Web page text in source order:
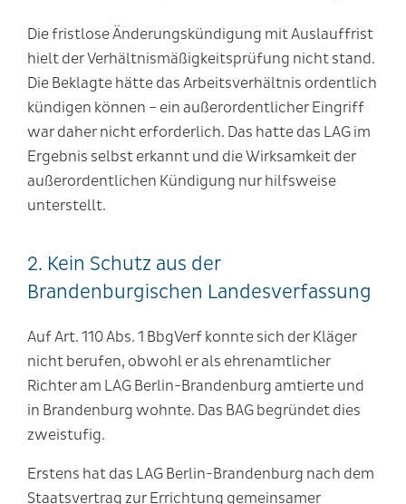
Die fristlose Änderungskündigung mit Auslauffrist
hielt der Verhältnismäßigkeitsprüfung nicht stand.
Die Beklagte hätte das Arbeitsverhältnis ordentlich
kündigen können – ein außerordentlicher Eingriff
war daher nicht erforderlich. Das hatte das LAG im
Ergebnis selbst erkannt und die Wirksamkeit der
außerordentlichen Kündigung nur hilfsweise
unterstellt.
2. Kein Schutz aus der
Brandenburgischen Landesverfassung
Auf Art. 110 Abs. 1 BbgVerf konnte sich der Kläger
nicht berufen, obwohl er als ehrenamtlicher
Richter am LAG Berlin-Brandenburg amtierte und
in Brandenburg wohnte. Das BAG begründet dies
zweistufig.
Erstens hat das LAG Berlin-Brandenburg nach dem
Staatsvertrag zur Errichtung gemeinsamer